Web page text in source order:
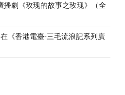
播劇《玫瑰的故事之玫瑰》（全
《香港電臺-三毛流浪記系列廣